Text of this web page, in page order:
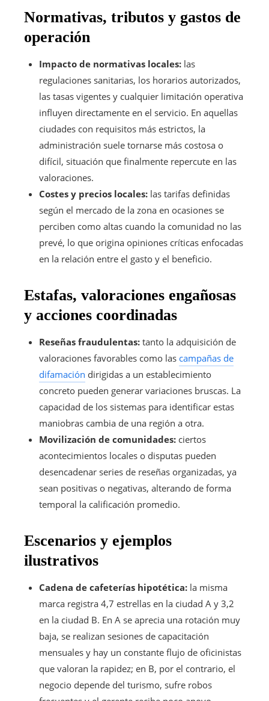
Normativas, tributos y gastos de
operación
Impacto de normativas locales: las
regulaciones sanitarias, los horarios autorizados,
las tasas vigentes y cualquier limitación operativa
influyen directamente en el servicio. En aquellas
ciudades con requisitos más estrictos, la
administración suele tornarse más costosa o
difícil, situación que finalmente repercute en las
valoraciones.
Costes y precios locales: las tarifas definidas
según el mercado de la zona en ocasiones se
perciben como altas cuando la comunidad no las
prevé, lo que origina opiniones críticas enfocadas
en la relación entre el gasto y el beneficio.
Estafas, valoraciones engañosas
y acciones coordinadas
Reseñas fraudulentas: tanto la adquisición de
valoraciones favorables como las campañas de
difamación dirigidas a un establecimiento
concreto pueden generar variaciones bruscas. La
capacidad de los sistemas para identificar estas
maniobras cambia de una región a otra.
Movilización de comunidades: ciertos
acontecimientos locales o disputas pueden
desencadenar series de reseñas organizadas, ya
sean positivas o negativas, alterando de forma
temporal la calificación promedio.
Escenarios y ejemplos
ilustrativos
Cadena de cafeterías hipotética: la misma
marca registra 4,7 estrellas en la ciudad A y 3,2
en la ciudad B. En A se aprecia una rotación muy
baja, se realizan sesiones de capacitación
mensuales y hay un constante flujo de oficinistas
que valoran la rapidez; en B, por el contrario, el
negocio depende del turismo, sufre robos